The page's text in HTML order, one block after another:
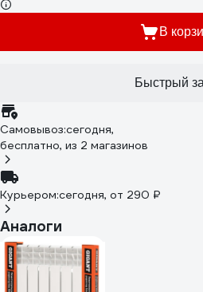
В
Быстрый
Самовывоз:сегодня,
бесплатно, из 2 магазинов
Курьером:сегодня, от 290 ₽
Аналоги